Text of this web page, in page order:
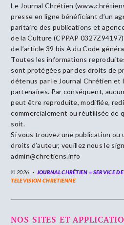
Le Journal Chrétien
presse en ligne bénéficiant d’un
paritaire des publications et
de la Culture (CPPAP
de l’article 39 bis A du Code
Toutes les informations
sont protégées par des droits de
détenus par le Journal Chrétien et
partenaires. Par conséquent,
peut être reproduite, modifiée,
commercialement ou réutilisée de
soit.
Si vous trouvez une publication ou
droits d’auteur, veuillez nous le
admin@chretiens.info
© 2026 JOURNAL CHRÉTIEN = SERVICE
TELEVISION CHRETIENNE
NOS SITES ET